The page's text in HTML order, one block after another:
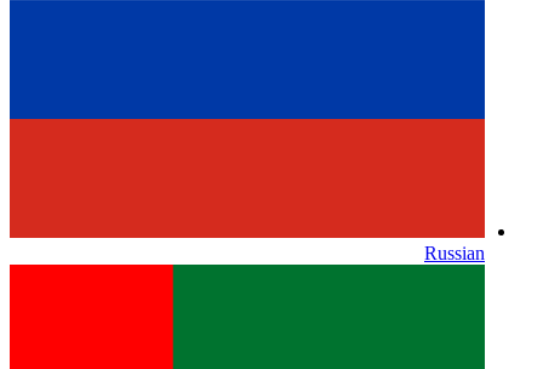
Russian